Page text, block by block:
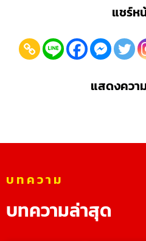
แชร์ห
แสดงควา
บทความ
บทความล่าสุด